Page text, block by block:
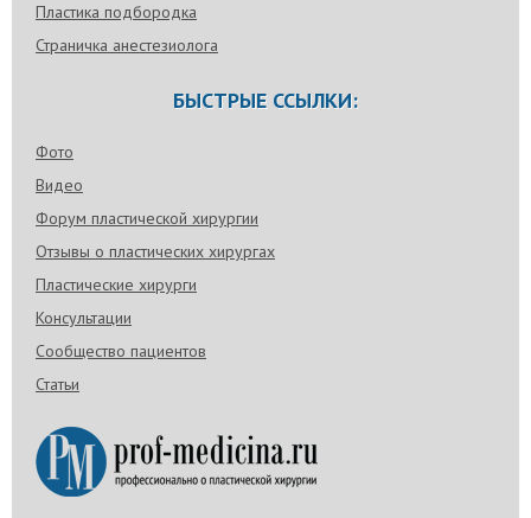
Пластика подбородка
Страничка анестезиолога
БЫСТРЫЕ ССЫЛКИ:
Фото
Видео
Форум пластической хирургии
Отзывы о пластических хирургах
Пластические хирурги
Консультации
Сообщество пациентов
Статьи